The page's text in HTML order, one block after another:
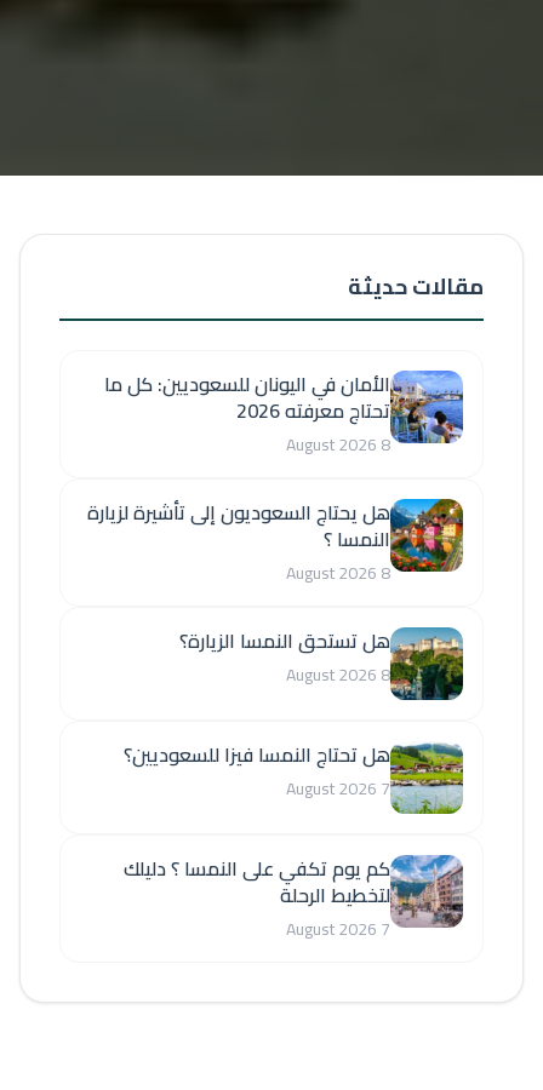
مقالات حديثة
الأمان في اليونان للسعوديين: كل ما
تحتاج معرفته 2026
8 August 2026
هل يحتاج السعوديون إلى تأشيرة لزيارة
النمسا ؟
8 August 2026
هل تستحق النمسا الزيارة؟
8 August 2026
هل تحتاج النمسا فيزا للسعوديين؟
7 August 2026
كم يوم تكفي على النمسا ؟ دليلك
لتخطيط الرحلة
7 August 2026